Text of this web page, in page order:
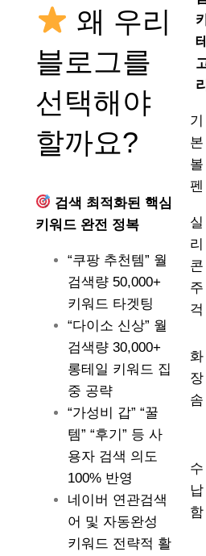
왜 우리
블로그를
선택해야
할까요?
검색 최적화된 핵심
키워드 완전 정복
“쿠팡 추천템” 월
검색량 50,000+
키워드 타겟팅
“다이소 신상” 월
검색량 30,000+
롱테일 키워드 집
중 공략
“가성비 갑” “꿀
템” “후기” 등 사
용자 검색 의도
100% 반영
네이버 연관검색
어 및 자동완성
키워드 전략적 활
테
리
기
본
볼
펜
실
리
콘
주
걱
화
장
솜
수
납
함